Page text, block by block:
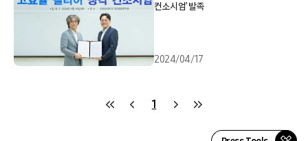
컨소시엄’ 발족
2024/04/17
1